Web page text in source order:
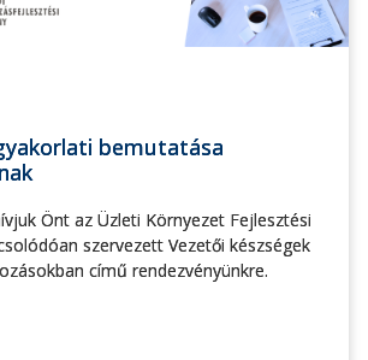
bemutatása
Önt az Üzleti Környezet Fejlesztési
szervezett Vezetői készségek
című rendezvényünkre.